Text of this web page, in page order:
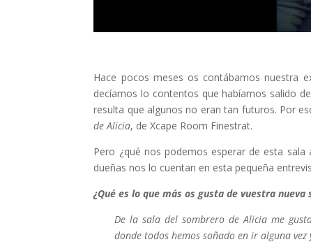
Hace pocos meses os contábamos nuestra
decíamos lo contentos que habíamos salido
resulta que algunos no eran tan futuros. Por
de Alicia, de Xcape Room Finestrat.
Pero ¿qué nos podemos esperar de esta
dueñas nos lo cuentan en esta pequeña
¿Qué es lo que más os gusta de vuestra nueva
De la sala del sombrero de Alicia me
donde todos hemos soñado en ir alguna